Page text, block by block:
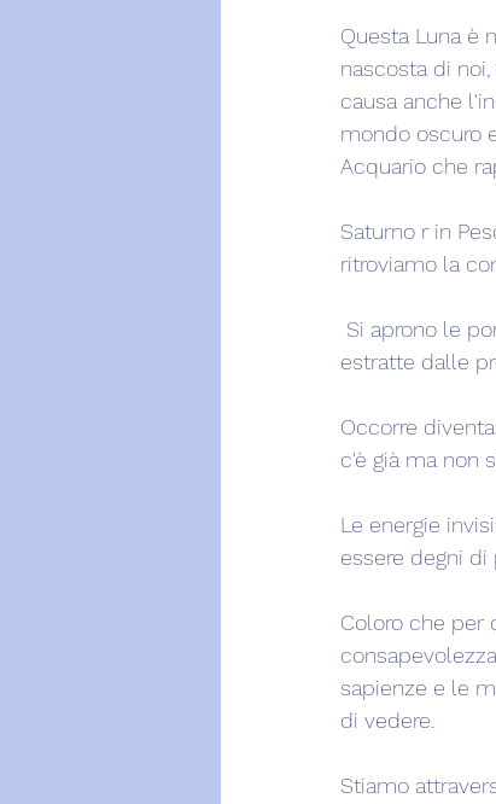
Questa Luna è
nascosta di
causa anche
mondo oscuro
Acquario che
Saturno r in
ritroviamo la
Si aprono le
estratte dalle
Occorre
c'è già ma non
Le energie
essere degni di
Coloro che per
sapienze e le
di vedere.
Stiamo